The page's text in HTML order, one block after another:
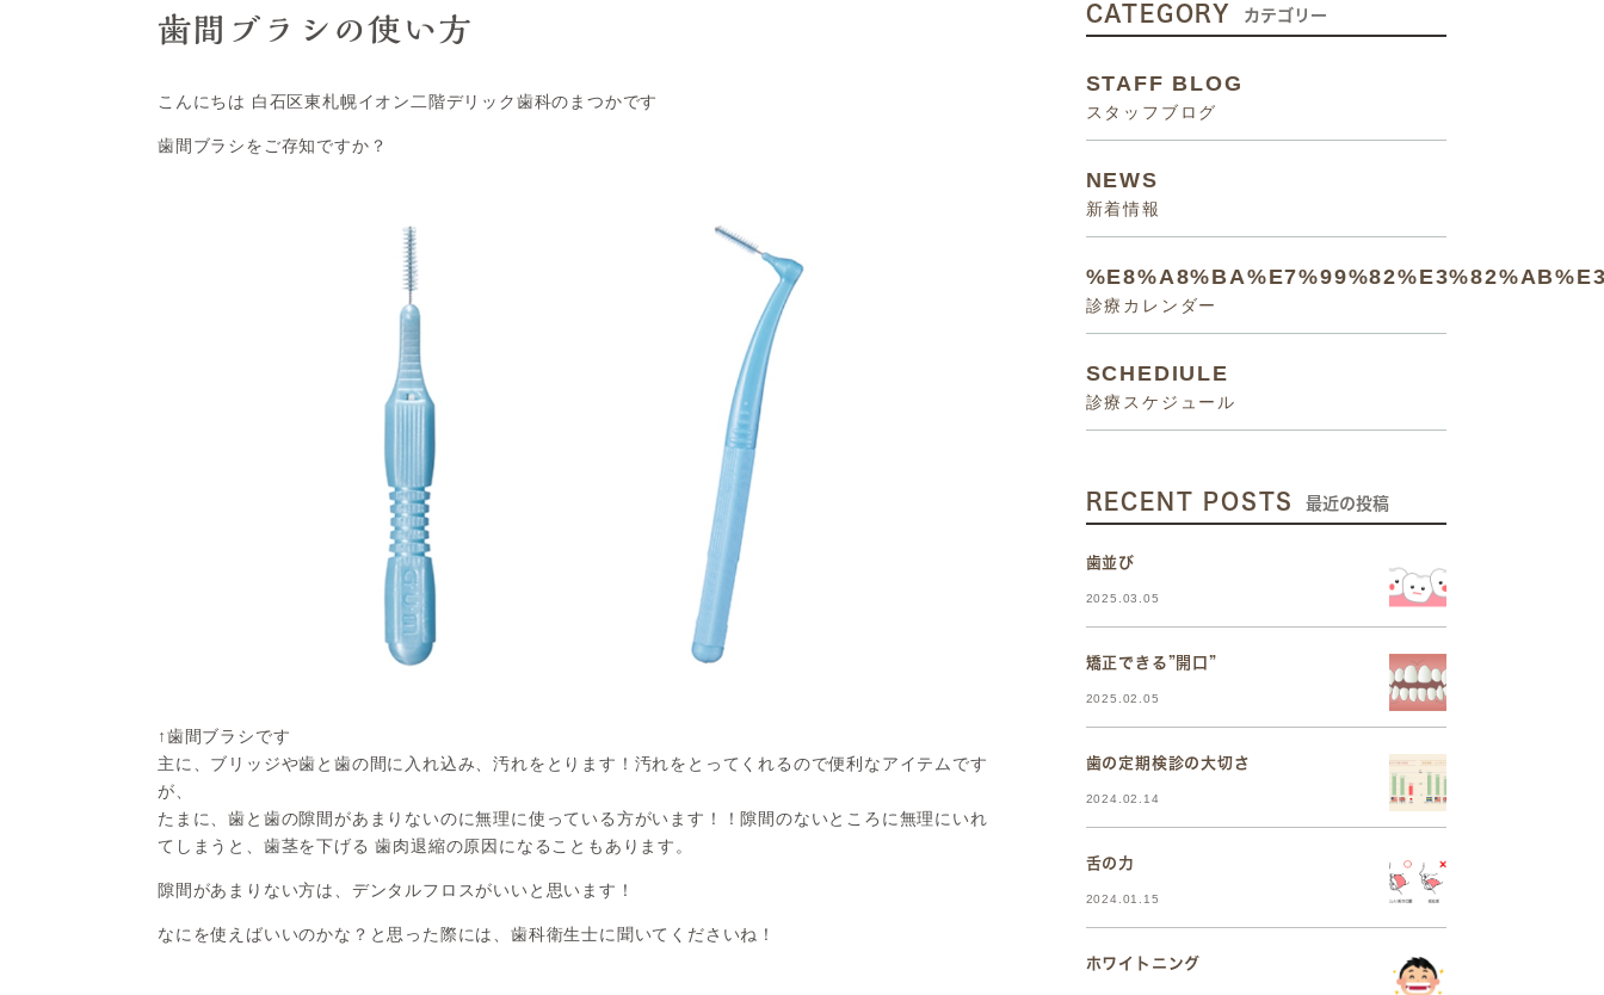
歯間ブラシの使い方
こんにちは 白石区東札幌イオン二階デリック歯科のまつかです
歯間ブラシをご存知ですか？
↑歯間ブラシです
主に、ブリッジや歯と歯の間に入れ込み、汚れをとります！汚れをとってくれるので便利なアイテムです
が、
たまに、歯と歯の隙間があまりないのに無理に使っている方がいます！！隙間のないところに無理にいれ
てしまうと、歯茎を下げる 歯肉退縮の原因になることもあります。
隙間があまりない方は、デンタルフロスがいいと思います！
なにを使えばいいのかな？と思った際には、歯科衛生士に聞いてくださいね！
CATEGORY カテゴリー
STAFF BLOG
スタッフブログ
NEWS
新着情報
診療カレンダー
SCHEDIULE
診療スケジュール
RECENT POSTS 最近の投稿
歯並び
2025.03.05
矯正できる”開口”
2025.02.05
歯の定期検診の大切さ
2024.02.14
舌の力
2024.01.15
ホワイトニング